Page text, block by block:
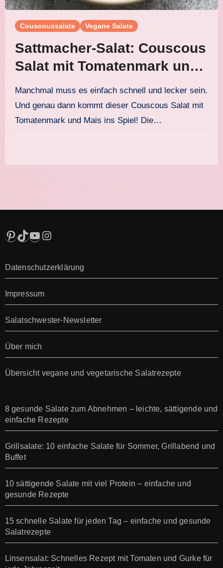
Couscoussalate Vegane Salate
Sattmacher-Salat: Couscous
Salat mit Tomatenmark und
Mais
Manchmal muss es einfach schnell und lecker sein.
Und genau dann kommt dieser Couscous Salat mit
Tomatenmark und Mais ins Spiel! Die…
Pinterest
TikTok
YouTube
Instagram
Datenschutzerklärung
Impressum
Salatschwester-Newsletter
Über mich
Übersicht vegane und vegetarische Salatrezepte
8 gesunde Salate zum Abnehmen – leichte, sättigende und
einfache Rezepte
Grillsalate: 10 einfache Salate für Sommer, Grillabend und
Buffet
10 sättigende Salate mit viel Protein – einfache und
gesunde Rezepte
15 schnelle Salate für jeden Tag – einfache und gesunde
Salatrezepte
Linsensalat: Schnelles Rezept mit Tomaten und Gurke für